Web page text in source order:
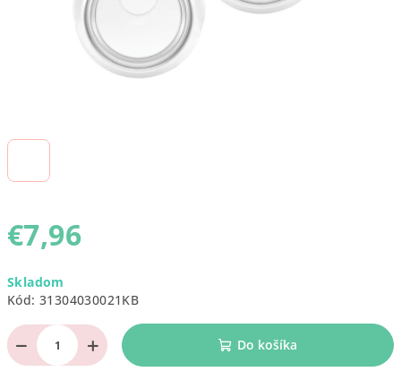
€7,96
cena:
Skladom
Kód: 31304030021KB
+
− Do košíka